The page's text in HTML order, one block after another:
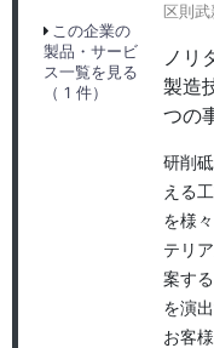
この企業の
製品・サービ
ス一覧を見る
（ 1 件）
区則
ノリ
製造
つの
研削
える
を様
テリ
案す
を演
お客